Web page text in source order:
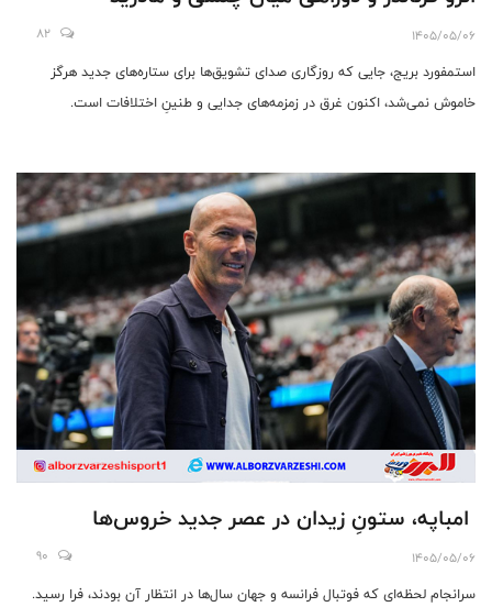
1405/05/06
82
استمفورد بریج، جایی که روزگاری صدای تشویق‌ها برای ستاره‌های جدید هرگز
خاموش نمی‌شد، اکنون غرق در زمزمه‌های جدایی و طنینِ اختلافات است.
امباپه، ستونِ زیدان در عصر جدید خروس‌ها
1405/05/06
90
سرانجام لحظه‌ای که فوتبال فرانسه و جهان سال‌ها در انتظار آن بودند، فرا رسید.